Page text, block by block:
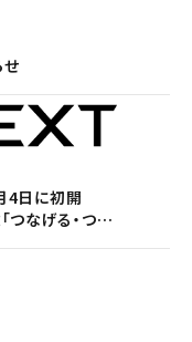
4日に初開
なげる・つな
4日に初開
なげる・つな
4日に初開
なげる・つな
PPAP問題～